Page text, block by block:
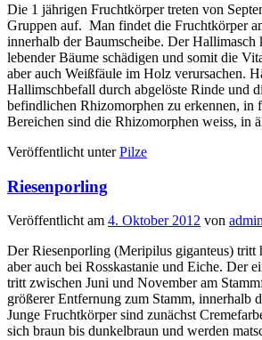
Die 1 jährigen Fruchtkörper treten von
Gruppen auf. Man findet die Fruchtkörper
innerhalb der Baumscheibe. Der Hallimasch
lebender Bäume schädigen und somit die
aber auch Weißfäule im Holz verursachen.
Hallimschbefall durch abgelöste Rinde und
befindlichen Rhizomorphen zu erkennen, in
Bereichen sind die Rhizomorphen weiss, in
Veröffentlicht unter Pilze
Riesenporling
Veröffentlicht am 4. Oktober 2012 von admin
Der Riesenporling (Meripilus giganteus) tritt
aber auch bei Rosskastanie und Eiche. Der
tritt zwischen Juni und November am
größerer Entfernung zum Stamm, innerhalb
Junge Fruchtkörper sind zunächst
sich braun bis dunkelbraun und werden